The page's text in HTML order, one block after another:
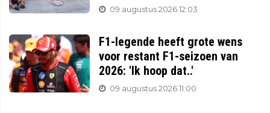
09 augustus 2026 12:03
F1-legende heeft grote wens
voor restant F1-seizoen van
2026: 'Ik hoop dat..'
09 augustus 2026 11:00